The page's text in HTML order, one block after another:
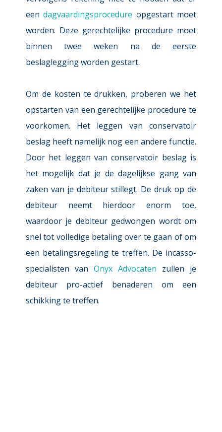
een dagvaardingsprocedure opgestart moet
worden. Deze gerechtelijke procedure moet
binnen twee weken na de eerste
beslaglegging worden gestart.
Om de kosten te drukken, proberen we het
opstarten van een gerechtelijke procedure te
voorkomen. Het leggen van conservatoir
beslag heeft namelijk nog een andere functie.
Door het leggen van conservatoir beslag is
het mogelijk dat je de dagelijkse gang van
zaken van je debiteur stillegt. De druk op de
debiteur neemt hierdoor enorm toe,
waardoor je debiteur gedwongen wordt om
snel tot volledige betaling over te gaan of om
een betalingsregeling te treffen. De incasso-
specialisten van Onyx Advocaten zullen je
debiteur pro-actief benaderen om een
schikking te treffen.